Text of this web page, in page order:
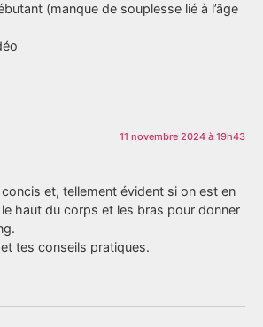
(manque de souplesse lié à l’âge
11 novembre 2024 à 19h43
concis et, tellement évident si on est en
haut du corps et les bras pour donner
tes conseils pratiques.